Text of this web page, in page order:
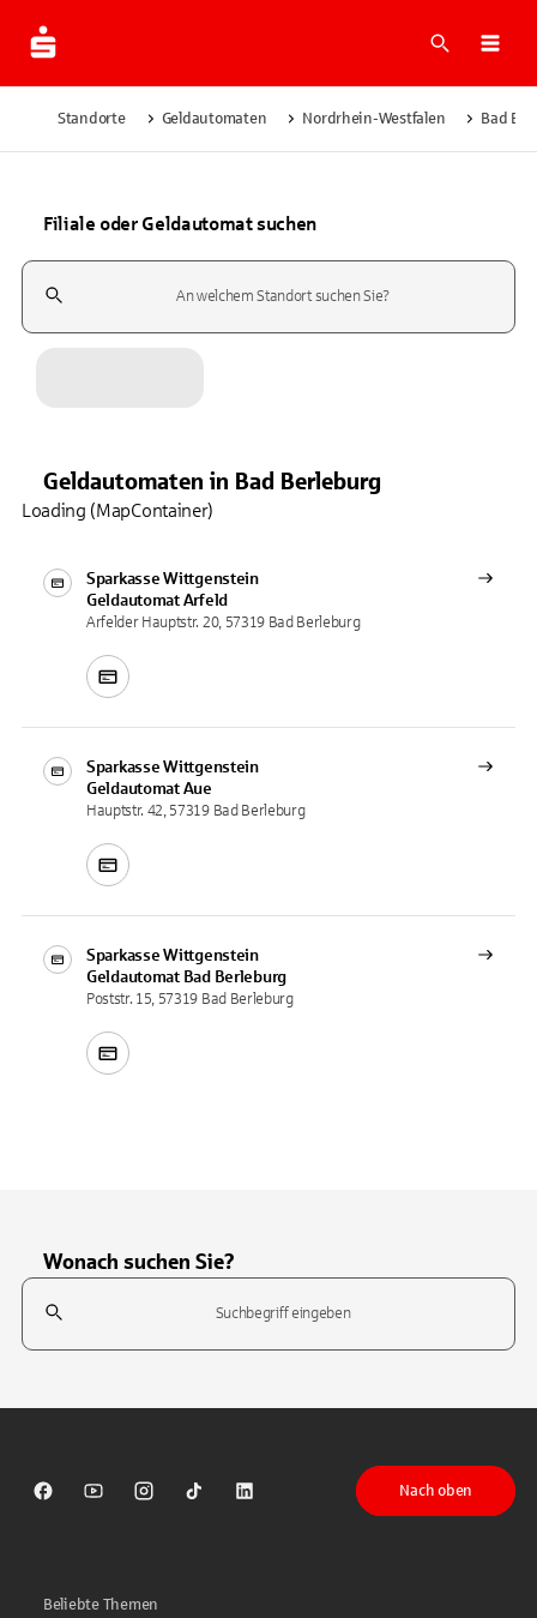
Suche
Standorte Geldautomaten Nordrhein-Westfalen Bad
Filiale oder Geldautomat suchen
Suchfeld
Geldautomaten in Bad Berleburg
Sparkasse Wittgenstein
Geldautomat Arfeld
Arfelder Hauptstr. 20, 57319 Bad Berleburg
Sparkasse Wittgenstein
Geldautomat Aue
Hauptstr. 42, 57319 Bad Berleburg
Sparkasse Wittgenstein
Geldautomat Bad Berleburg
Poststr. 15, 57319 Bad Berleburg
Loading (MapContainer)
Wonach suchen Sie?
Suchfeld
Sparkasse auf Facebook
Sparkasse auf Youtube
Sparkasse auf Instagram
Sparkasse auf TikTok
Sparkasse auf LinkedIn
Nach oben
Beliebte Themen